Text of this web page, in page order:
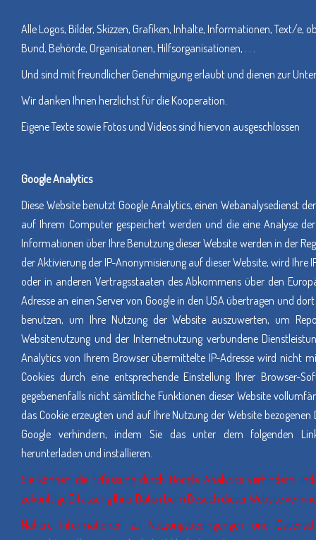
Alle Logos, Bilder, Skizzen, Grafiken, Inhalte, Informationen, Text/e,
Bund, Behörde, Organisatonen, Hilfsorganisationen, . . .
Und sind mit freundlicher Genehmigung erlaubt und dienen zur
Wir danken Ihnen herzlichst für die Kooperation.
Eigene Texte sowie Fotos und Videos sind hiervon ausgeschlossen
Google Analytics
Diese Website benutzt Google Analytics, einen Webanalysedienst
auf Ihrem Computer gespeichert werden und die eine Analyse
Informationen über Ihre Benutzung dieser Website werden in der
der Aktivierung der IP-Anonymisierung auf dieser Website, wird
oder in anderen Vertragsstaaten des Abkommens über den
Adresse an einen Server von Google in den USA übertragen und
benutzen, um Ihre Nutzung der Website auszuwerten, um
Websitenutzung und der Internetnutzung verbundene
Analytics von Ihrem Browser übermittelte IP-Adresse wird nicht
Cookies durch eine entsprechende Einstellung Ihrer
gegebenenfalls nicht sämtliche Funktionen dieser Website
das Cookie erzeugten und auf Ihre Nutzung der Website
Google verhindern, indem Sie das unter dem folgenden
herunterladen und installieren.
Sie können die Erfassung durch Google Analytics verhindern,
zukünftige Erfassung Ihrer Daten beim Besuch dieser Website
Nähere Informationen zu Nutzungsbedingungen und